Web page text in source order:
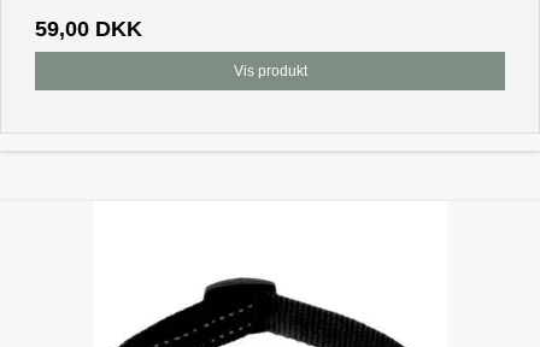
59,00 DKK
Vis produkt